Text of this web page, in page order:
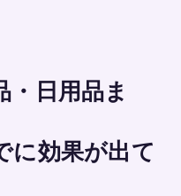
・日用品ま
に効果が出て